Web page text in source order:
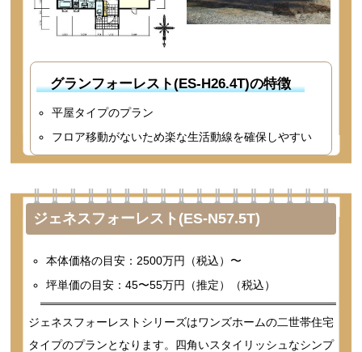
グランフォーレスト(ES-H26.4T)の特徴
平屋タイプのプラン
フロア移動がないため楽な生活動線を確保しやすい
ジェネスフォーレスト(ES-N57.5T)
本体価格の目安：2500万円（税込）〜
坪単価の目安：45〜55万円（推定）（税込）
ジェネスフォーレストシリーズはワンズホームの二世帯住宅
タイプのプランとなります。四角いスタイリッシュなシンプ